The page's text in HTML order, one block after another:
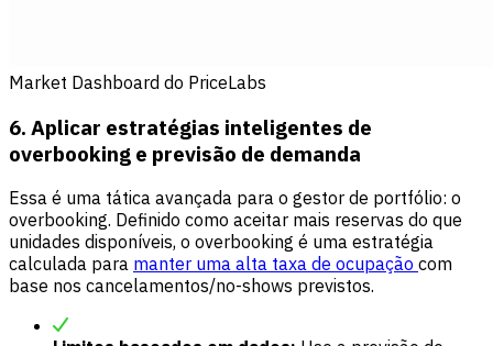
Market Dashboard do PriceLabs
6. Aplicar estratégias inteligentes de
overbooking e previsão de demanda
Essa é uma tática avançada para o gestor de portfólio: o
overbooking. Definido como aceitar mais reservas do que
unidades disponíveis, o overbooking é uma estratégia
calculada para manter uma alta taxa de ocupação com
base nos cancelamentos/no-shows previstos.